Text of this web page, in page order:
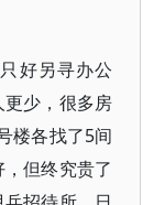
好另寻办公
少，很多房
楼各找了5间
但终究贵了